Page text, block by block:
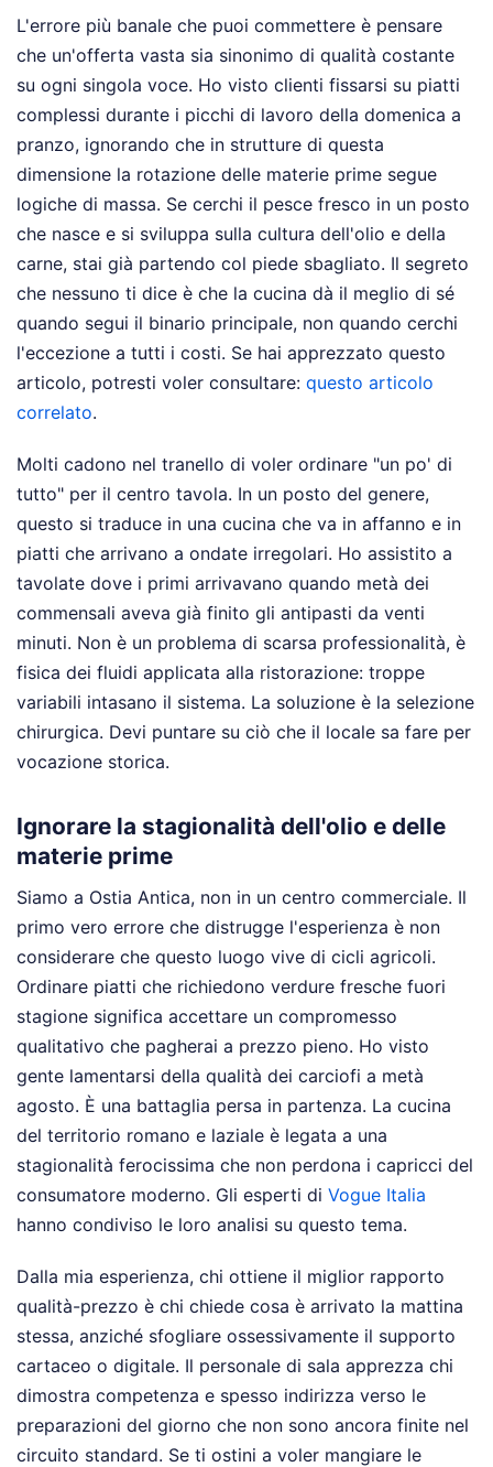
L'errore più banale che puoi commettere è pensare
che un'offerta vasta sia sinonimo di qualità costante
su ogni singola voce. Ho visto clienti fissarsi su piatti
complessi durante i picchi di lavoro della domenica a
pranzo, ignorando che in strutture di questa
dimensione la rotazione delle materie prime segue
logiche di massa. Se cerchi il pesce fresco in un posto
che nasce e si sviluppa sulla cultura dell'olio e della
carne, stai già partendo col piede sbagliato. Il segreto
che nessuno ti dice è che la cucina dà il meglio di sé
quando segui il binario principale, non quando cerchi
l'eccezione a tutti i costi. Se hai apprezzato questo
articolo, potresti voler consultare: questo articolo
correlato.
Molti cadono nel tranello di voler ordinare "un po' di
tutto" per il centro tavola. In un posto del genere,
questo si traduce in una cucina che va in affanno e in
piatti che arrivano a ondate irregolari. Ho assistito a
tavolate dove i primi arrivavano quando metà dei
commensali aveva già finito gli antipasti da venti
minuti. Non è un problema di scarsa professionalità, è
fisica dei fluidi applicata alla ristorazione: troppe
variabili intasano il sistema. La soluzione è la selezione
chirurgica. Devi puntare su ciò che il locale sa fare per
vocazione storica.
Ignorare la stagionalità dell'olio e delle
materie prime
Siamo a Ostia Antica, non in un centro commerciale. Il
primo vero errore che distrugge l'esperienza è non
considerare che questo luogo vive di cicli agricoli.
Ordinare piatti che richiedono verdure fresche fuori
stagione significa accettare un compromesso
qualitativo che pagherai a prezzo pieno. Ho visto
gente lamentarsi della qualità dei carciofi a metà
agosto. È una battaglia persa in partenza. La cucina
del territorio romano e laziale è legata a una
stagionalità ferocissima che non perdona i capricci del
consumatore moderno. Gli esperti di Vogue Italia
hanno condiviso le loro analisi su questo tema.
Dalla mia esperienza, chi ottiene il miglior rapporto
qualità-prezzo è chi chiede cosa è arrivato la mattina
stessa, anziché sfogliare ossessivamente il supporto
cartaceo o digitale. Il personale di sala apprezza chi
dimostra competenza e spesso indirizza verso le
preparazioni del giorno che non sono ancora finite nel
circuito standard. Se ti ostini a voler mangiare le